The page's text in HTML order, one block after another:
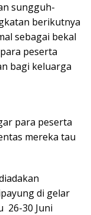
sungguh-
berikutnya
sebagai bekal
peserta
bagi keluarga
para peserta
mereka tau
di gelar
26-30 Juni